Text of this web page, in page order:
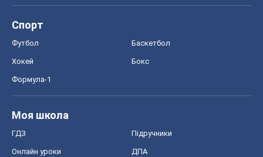
Спорт
Футбол Баскетбол
Хокей Бокс
Формула-1
Моя школа
ГДЗ Підручники
Онлайн уроки ДПА